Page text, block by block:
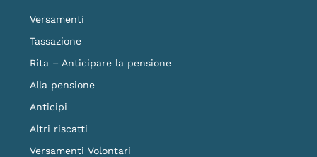
Versamenti
Tassazione
Rita – Anticipare la pensione
Alla pensione
Anticipi
Altri riscatti
Versamenti Volontari